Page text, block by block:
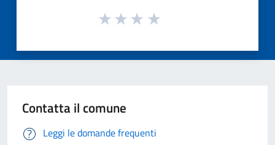
Contatta il comune
Leggi le domande frequenti